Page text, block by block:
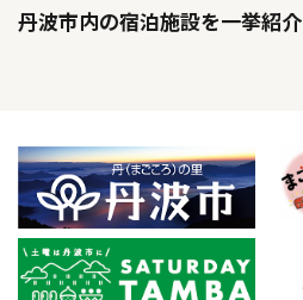
丹波市内の宿泊施設を一挙紹介